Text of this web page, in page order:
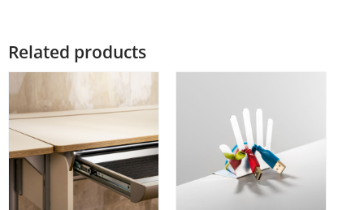
Related products
Ограничена наличност